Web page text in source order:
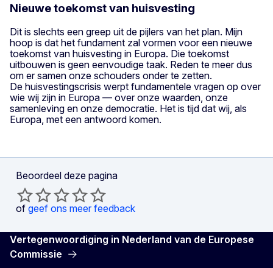
Nieuwe toekomst van huisvesting
Dit is slechts een greep uit de pijlers van het plan. Mijn
hoop is dat het fundament zal vormen voor een nieuwe
toekomst van huisvesting in Europa. Die toekomst
uitbouwen is geen eenvoudige taak. Reden te meer dus
om er samen onze schouders onder te zetten.
De huisvestingscrisis werpt fundamentele vragen op over
wie wij zijn in Europa — over onze waarden, onze
samenleving en onze democratie. Het is tijd dat wij, als
Europa, met een antwoord komen.
Beoordeel deze pagina
of geef ons meer feedback
Vertegenwoordiging in Nederland van de Europese
Commissie